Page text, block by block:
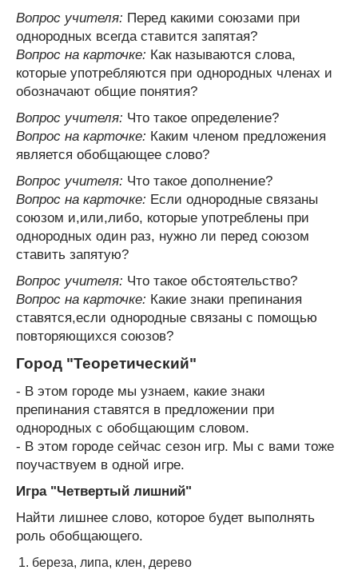
Вопрос учителя: Перед какими союзами при
однородных всегда ставится запятая?
Вопрос на карточке: Как называются слова,
которые употребляются при однородных членах и
обозначают общие понятия?
Вопрос учителя: Что такое определение?
Вопрос на карточке: Каким членом предложения
является обобщающее слово?
Вопрос учителя: Что такое дополнение?
Вопрос на карточке: Если однородные связаны
союзом и,или,либо, которые употреблены при
однородных один раз, нужно ли перед союзом
ставить запятую?
Вопрос учителя: Что такое обстоятельство?
Вопрос на карточке: Какие знаки препинания
ставятся,если однородные связаны с помощью
повторяющихся союзов?
Город "Теоретический"
- В этом городе мы узнаем, какие знаки
препинания ставятся в предложении при
однородных с обобщающим словом.
- В этом городе сейчас сезон игр. Мы с вами тоже
поучаствуем в одной игре.
Игра "Четвертый лишний"
Найти лишнее слово, которое будет выполнять
роль обобщающего.
береза, липа, клен, дерево